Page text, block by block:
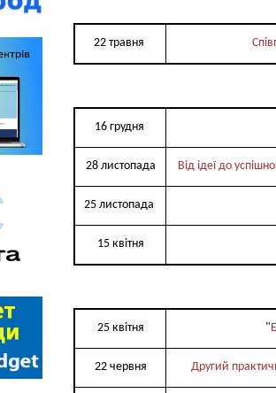
22 травня
16 грудня
28 листопада Від ідеї до
25 листопада
15 квітня
25 квітня "
22 червня Другий